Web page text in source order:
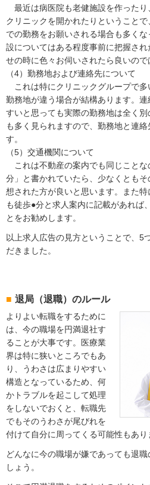
最近は病医院も老健施設を作った
クリニックを開かれたりということ
での勤務をお願いされる場合も多く
設についてはある程度事前に把握さ
せの時に色々お伺いされたら良いので
（4）勤務地および連絡先について
これは特にクリニックグループで多
勤務地が違う場合が結構あります。
すいと思っても実際の勤務地は全く
も多く見られますので、勤務地と連
す。
（5）交通機関について
これは不動産の案内でも同じこと
分」と書かれていたら、少なくとも
想された方が良いと思います。また
も徒歩●分と求人案内に記載があれば
とをお勧めします。
以上求人広告の見方ということで、5
だきました。
退局（退職）のルール
よりよい転職をするために
は、今の職場を円満退社す
ることが大事です。医療業
界は特に狭いところでもあ
り、うわさは広まりやすい
構造となっているため、何
かトラブルを起こして処理
をしないでおくと、転職先
でもそのうわさが尾びれを
付けて自分に周ってくる可能性もあり
どんなに今の職場が嫌であっても退
しょう。